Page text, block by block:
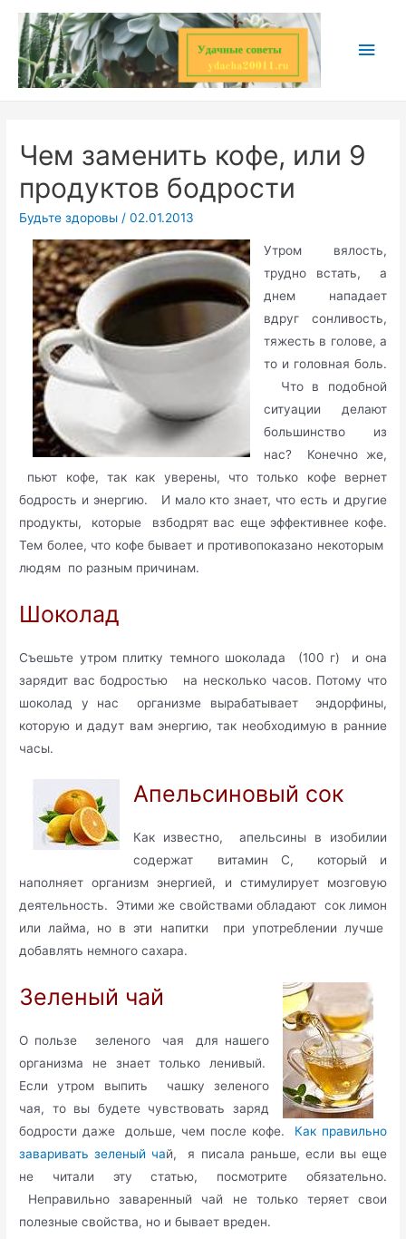
Перейти
содержимому
Чем заменить кофе, или 9
продуктов бодрости
Будьте здоровы /02.01.2013
Утром вялость,
трудно встать, а
днем нападает
вдруг сонливость,
тяжесть в голове, а
то и головная боль.
Что в подобной
ситуации делают
большинство из
нас? Конечно же,
пьют кофе, так как уверены, что только кофе вернет
бодрость и энергию. И мало кто знает, что есть и другие
продукты, которые взбодрят вас еще эффективнее кофе.
Тем более, что кофе бывает и противопоказано некоторым
людям по разным причинам.
Шоколад
Съешьте утром плитку темного шоколада (100 г) и она
зарядит вас бодростью на несколько часов. Потому что
шоколад у нас организме вырабатывает эндорфины,
которую и дадут вам энергию, так необходимую в ранние
часы.
Апельсиновый сок
Как известно, апельсины в изобилии
содержат витамин С, который и
наполняет организм энергией, и стимулирует мозговую
деятельность. Этими же свойствами обладают сок лимон
или лайма, но в эти напитки при употреблении лучше
добавлять немного сахара.
Зеленый чай
О пользе зеленого чая для нашего
организма не знает только ленивый.
Если утром выпить чашку зеленого
чая, то вы будете чувствовать заряд
бодрости даже дольше, чем после кофе. Как правильно
заваривать зеленый чай, я писала раньше, если вы еще
не читали эту статью, посмотрите обязательно.
Неправильно заваренный чай не только теряет свои
полезные свойства, но и бывает вреден.